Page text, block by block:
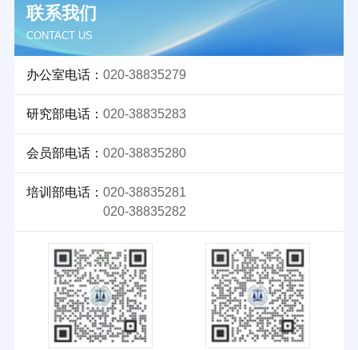
联系我们
CONTACT US
办公室电话： 020-38835279
研究部电话： 020-38835283
会员部电话： 020-38835280
培训部电话： 020-38835281
020-38835282